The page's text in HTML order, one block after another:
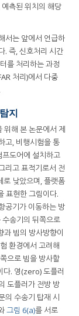
측된 위치의 해당
서는 앞에서 언급하
. 즉, 신호처리 시간
를 처리하는 과정
처리)에서 다중
지
위해 본 논문에서 제
고, 비행시험을 통
도어에 설치하고
리고 표적기로서 전
로 낮았으며, 플랫폼
표현한 그림이다.
공기가 이동하는 방
송기의 뒤쪽으로
과 빔의 방사방향이
환경에서 고려해
으로 빔을 방사할
다. 영(zero) 도플러
도플러가 전방 방
의 수송기 탑재 시
그림 6(a)를 서로